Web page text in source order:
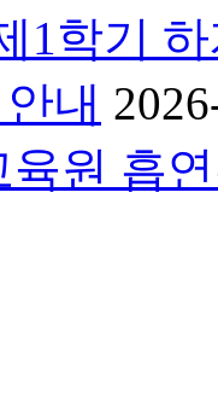
1학기
내
원 흡